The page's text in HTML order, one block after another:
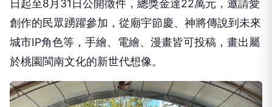
日起至8月31日公開徵件，總獎金達22萬元，邀請愛
創作的民眾踴躍參加，從廟宇節慶、神將傳說到未來
城市IP角色等，手繪、電繪、漫畫皆可投稿，畫出屬
於桃園閩南文化的新世代想像。